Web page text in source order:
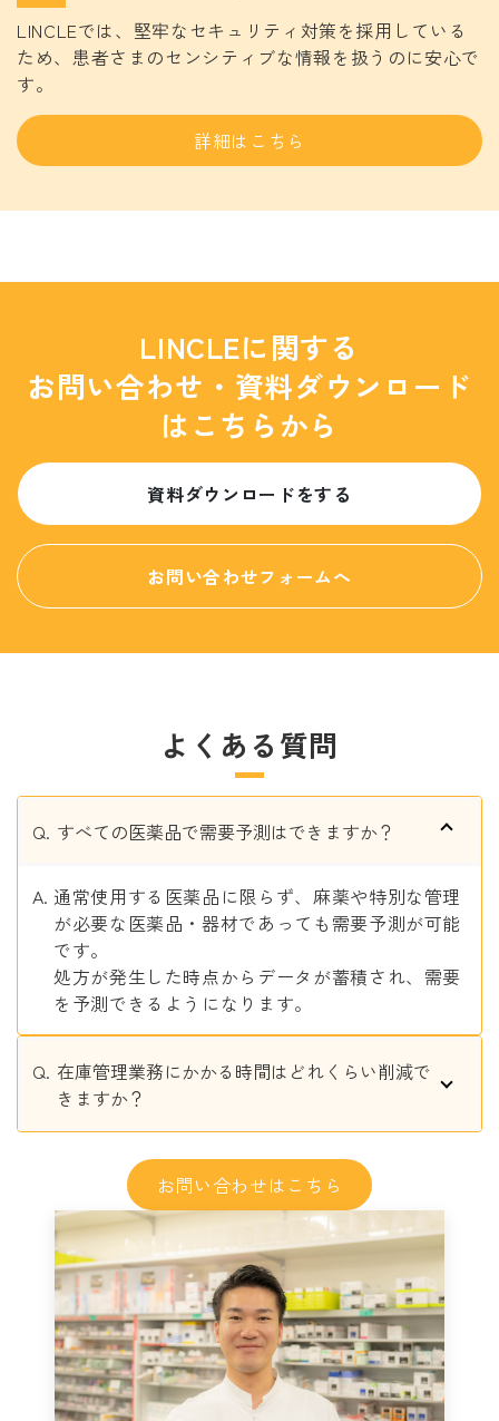
LINCLEでは、堅牢なセキュリティ対策を採用している
ため、患者さまのセンシティブな情報を扱うのに安心で
す。
詳細はこちら
LINCLEに関する
お問い合わせ・資料ダウンロード
はこちらから
資料ダウンロードをする
お問い合わせフォームへ
よくある質問
すべての医薬品で需要予測はできますか？
通常使用する医薬品に限らず、麻薬や特別な管理
が必要な医薬品・器材であっても需要予測が可能
です。
処方が発生した時点からデータが蓄積され、需要
を予測できるようになります。
在庫管理業務にかかる時間はどれくらい削減で
きますか？
お問い合わせはこちら